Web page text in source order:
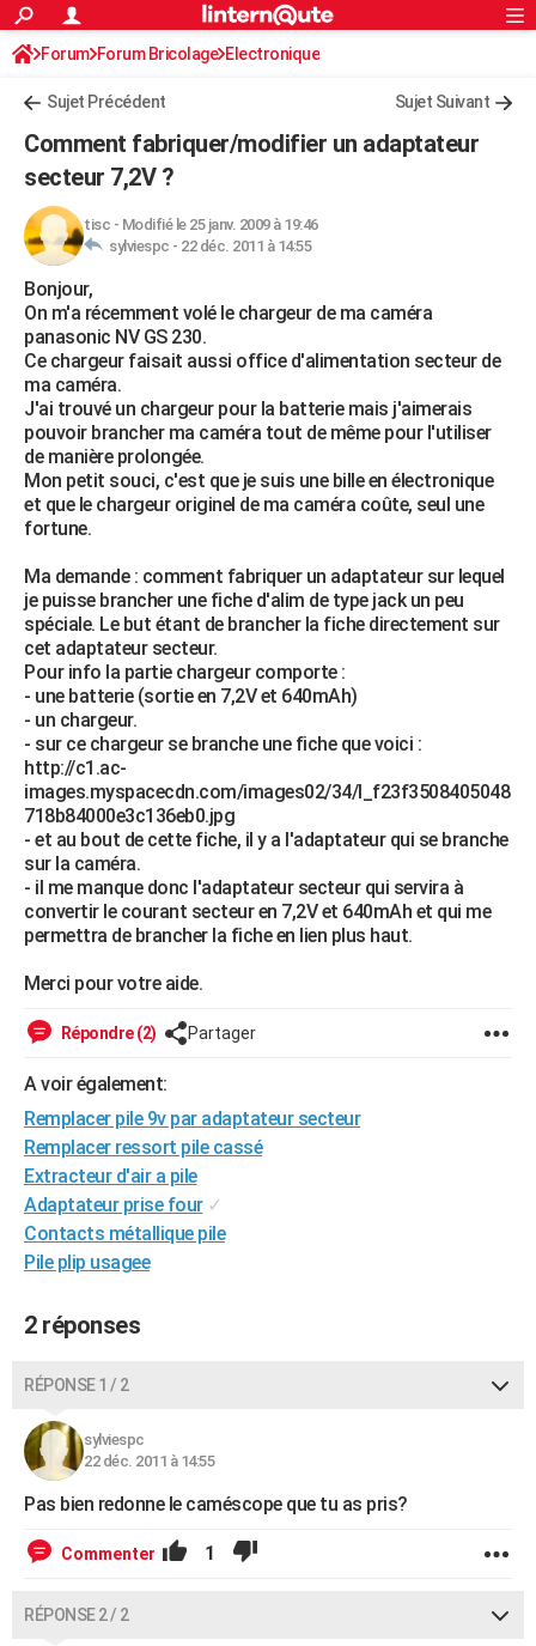
ACTUALITÉS
Politique
Société
Faits Divers
Education
Monde
Villes
+
Programme TV
Streaming
Sorties cinéma
Musique
FINANCE
Retraite
Impôts
Epargne
Immobilier
Risques naturels par ville
Banque
Assurance
Crédit
AUTO
Essais
Réserver un essai
Citadines
Berlines
SUV
Forum auto
HIGH-TECH
Mobiles
Meilleur smartphone
Internet
Ordinateurs
Jeux vidéo
Guide high-tech
+BRICOLAGE
Forum
Aménagement intérieur
Extérieur
Cuisine
Salle de bains
Jardinage
Rangement
WEEK-END
Guides de France
Escapades
Patrimoine
Expositions
Musées
Week-end nature
+LIFESTYLE
Art de vivre
Bien-être
Loisirs
Mode
Modes de vie
SANTE
Alimentation
Guide de la santé
Maladies
Médicaments
Sommeil
VOYAGE
PHOTO
GUIDES D'ACHAT
BONS PLANS
CARTE DE VOEUX
Carte de Noël
Carte Bonne année
Carte Saint-Valentin
Carte Pâques
Carte d'anniversaire
DICTIONNAIRE
Dictionnaire
Biographies
Citations
Expressions
Proverbes
PROGRAMME TV
COPAINS D'AVANT
S'inscrire
Se connecter
Lycées
Collèges
Primaires
Universités
Entreprises
Service militaire
Avis de recherche
AVIS DE DÉCÈS
Bricolage
Lifestyle
Culture
Sport
Auto
Television
Voyage
Cinema
S'inscrire
Connexion
Forum Forum Bricolage Electronique
Sujet Précédent Sujet Suivant
Comment fabriquer/modifier un adaptateur
secteur 7,2V ?
tisc - Modifié le 25 janv. 2009 à 19:46
sylviespc - 22 déc. 2011 à 14:55
Bonjour,
On m'a récemment volé le chargeur de ma caméra
panasonic NV GS 230.
Ce chargeur faisait aussi office d'alimentation secteur de
ma caméra.
J'ai trouvé un chargeur pour la batterie mais j'aimerais
pouvoir brancher ma caméra tout de même pour l'utiliser
de manière prolongée.
Mon petit souci, c'est que je suis une bille en électronique
et que le chargeur originel de ma caméra coûte, seul une
fortune.
Ma demande : comment fabriquer un adaptateur sur lequel
je puisse brancher une fiche d'alim de type jack un peu
spéciale. Le but étant de brancher la fiche directement sur
cet adaptateur secteur.
Pour info la partie chargeur comporte :
- une batterie (sortie en 7,2V et 640mAh)
- un chargeur.
- sur ce chargeur se branche une fiche que voici :
http://c1.ac-
images.myspacecdn.com/images02/34/l_f23f3508405048
718b84000e3c136eb0.jpg
- et au bout de cette fiche, il y a l'adaptateur qui se branche
sur la caméra.
- il me manque donc l'adaptateur secteur qui servira à
convertir le courant secteur en 7,2V et 640mAh et qui me
permettra de brancher la fiche en lien plus haut.
Merci pour votre aide.
Répondre (2) Partager
A voir également:
Remplacer pile 9v par adaptateur secteur
Remplacer ressort pile cassé
Extracteur d'air a pile
Adaptateur prise four ✓
Contacts métallique pile
Pile plip usagee
2 réponses
RÉPONSE 1 / 2
sylviespc
22 déc. 2011 à 14:55
Pas bien redonne le caméscope que tu as pris?
Commenter 1
RÉPONSE 2 / 2